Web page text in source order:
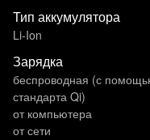
Тип аккумулятора
Li-Ion
Зарядка
беспроводная (с
стандарта Qi)
от компьютера
от сети